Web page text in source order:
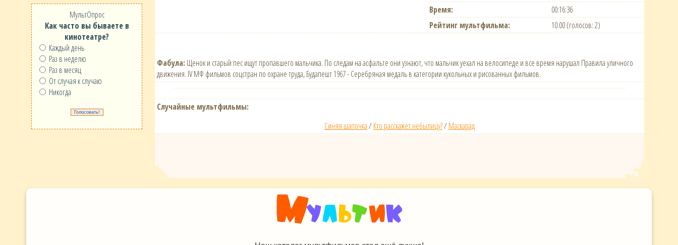
МультОпрос
Как часто вы бываете в
кинотеатре?
Каждый день
Раз в неделю
Раз в месяц
От случая к случаю
Никогда
Время:
00:16:36
Рейтинг мультфильма:
10.00 (голосов: 2)
Фабула: Щенок и старый пес ищут пропавшего мальчика. По следам на асфальте они узнают, что мальчик уехал на велосипеде и все время нарушал Правила уличного
движения. IV МФ фильмов соцстран по охране труда, Будапешт 1967 - Серебряная медаль в категории кукольных и рисованных фильмов.
Случайные мультфильмы:
Синяя шапочка/ Кто расскажет небылицу?/ Маскарад